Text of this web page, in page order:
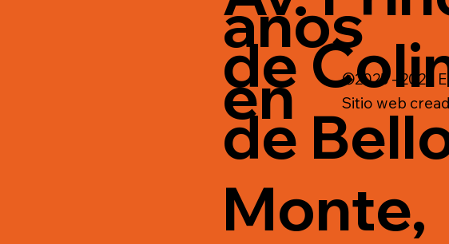
anos
en
de
de
Monte,
©2025 - 2026
Sitio web